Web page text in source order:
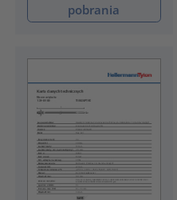
pobrania